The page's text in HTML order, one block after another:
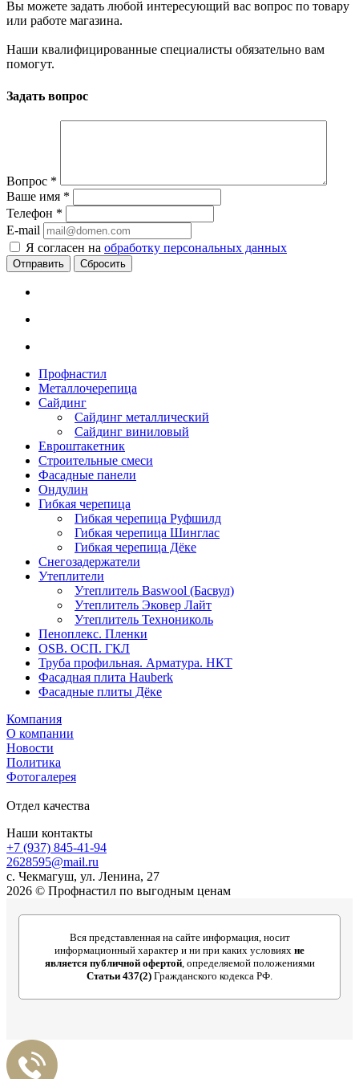
Вы можете задать любой интересующий вас вопрос по товару
или работе магазина.
Наши квалифицированные специалисты обязательно вам
помогут.
Задать вопрос
Вопрос *
Ваше имя *
Телефон *
E-mail
Я согласен на обработку персональных данных
Сбросить
Профнастил
Металлочерепица
Сайдинг
Сайдинг металлический
Сайдинг виниловый
Евроштакетник
Строительные смеси
Фасадные панели
Ондулин
Гибкая черепица
Гибкая черепица Руфшилд
Гибкая черепица Шинглас
Гибкая черепица Дёке
Снегозадержатели
Утеплители
Утеплитель Baswool (Басвул)
Утеплитель Эковер Лайт
Утеплитель Технониколь
Пеноплекс. Пленки
OSB. ОСП. ГКЛ
Труба профильная. Арматура. НКТ
Фасадная плита Hauberk
Фасадные плиты Дёке
Компания
О компании
Новости
Политика
Фотогалерея
Отдел качества
Наши контакты
+7 (937) 845-41-94
2628595@mail.ru
с. Чекмагуш, ул. Ленина, 27
2026 © Профнастил по выгодным ценам
Вся представленная на сайте информация, носит
информационный характер и ни при каких условиях не
является публичной офертой, определяемой положениями
Статьи 437(2) Гражданского кодекса РФ.